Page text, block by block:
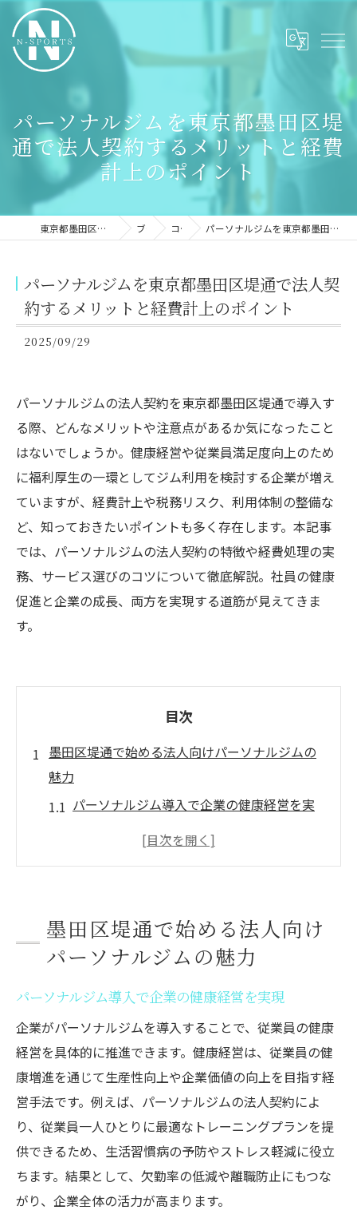
パーソナルジムを東京都墨田区堤
通で法人契約するメリットと経費
計上のポイント
東京都墨田区のパーソナルジムならN-sports ブログ コラム パーソナルジムを東京都墨田区堤通で法人契約するメリットと経費計上のポイント
パーソナルジムを東京都墨田区堤通で法人契
約するメリットと経費計上のポイント
2025/09/29
パーソナルジムの法人契約を東京都墨田区堤通で導入す
る際、どんなメリットや注意点があるか気になったこと
はないでしょうか。健康経営や従業員満足度向上のため
に福利厚生の一環としてジム利用を検討する企業が増え
ていますが、経費計上や税務リスク、利用体制の整備な
ど、知っておきたいポイントも多く存在します。本記事
では、パーソナルジムの法人契約の特徴や経費処理の実
務、サービス選びのコツについて徹底解説。社員の健康
促進と企業の成長、両方を実現する道筋が見えてきま
す。
目次
墨田区堤通で始める法人向けパーソナルジムの
魅力
パーソナルジム導入で企業の健康経営を実
イント
パーソナルジム利用で従業員満足度が向上
する理由
メリット
パーソナルジム法人契約が企業成長を後押しす
る理由
パーソナルジム法人契約が生産性向上につ
ながる仕組み
従業員のモチベーション維持にパーソナル
ジムが効果的
墨田区堤通で始める法人向け
パーソナルジムの魅力
パーソナルジム導入で企業の健康経営を実現
企業がパーソナルジムを導入することで、従業員の健康
経営を具体的に推進できます。健康経営は、従業員の健
康増進を通じて生産性向上や企業価値の向上を目指す経
営手法です。例えば、パーソナルジムの法人契約によ
り、従業員一人ひとりに最適なトレーニングプランを提
供できるため、生活習慣病の予防やストレス軽減に役立
ちます。結果として、欠勤率の低減や離職防止にもつな
がり、企業全体の活力が高まります。